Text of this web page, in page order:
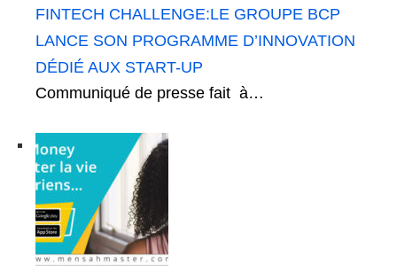
FINTECH CHALLENGE:LE GROUPE BCP
LANCE SON PROGRAMME D’INNOVATION
DÉDIÉ AUX START-UP
Communiqué de presse fait à…